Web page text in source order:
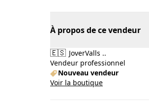
À propos de ce vendeur
🇪🇸 JoverValls ..
Vendeur professionnel
Nouveau vendeur
Voir la boutique